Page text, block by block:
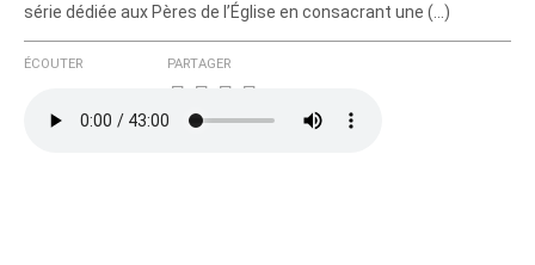
série dédiée aux Pères de l’Église en consacrant une (…)
ÉCOUTER PARTAGER